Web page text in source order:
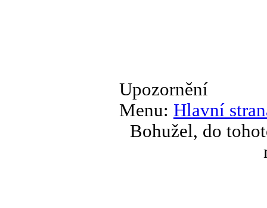
Upozornění
Menu: Hlavní
Bohužel, do